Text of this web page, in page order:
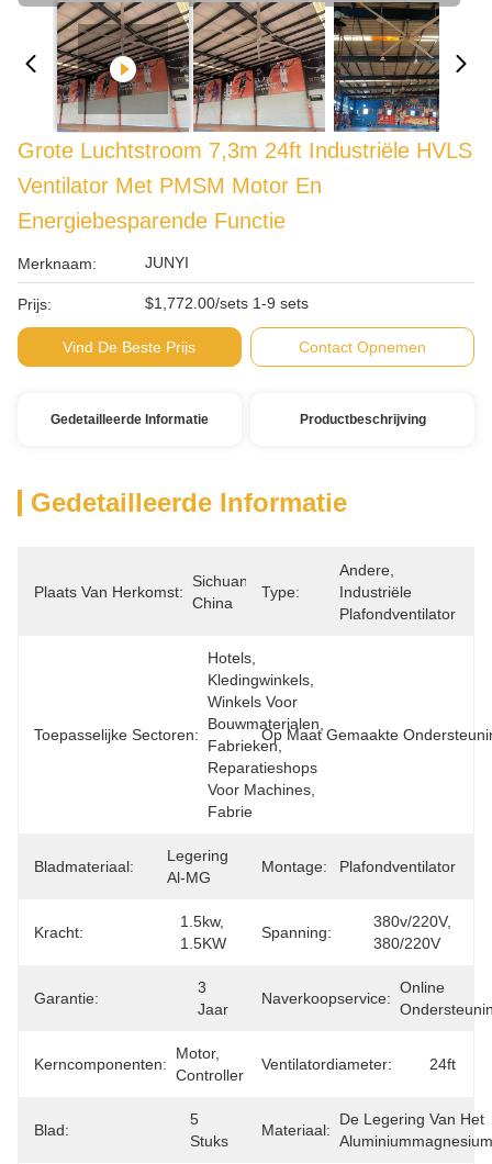
Grote Luchtstroom 7,3m 24ft Industriële HVLS
Ventilator Met PMSM Motor En
Energiebesparende Functie
Merknaam: JUNYI
Prijs: $1,772.00/sets 1-9 sets
Vind De Beste Prijs Contact Opnemen
Gedetailleerde Informatie Productbeschrijving
Gedetailleerde Informatie
Plaats Van Herkomst:
Sichuan,
China
Type:
Andere,
Industriële
Plafondventilator
Toepasselijke Sectoren:
Hotels,
Kledingwinkels,
Winkels Voor
Bouwmaterialen,
Fabrieken,
Reparatieshops
Voor Machines,
Fabrie
Op Maat Gemaakte
Bladmateriaal:
Legering
Al-MG
Montage: Plafondventilator
Kracht:
1.5kw,
1.5KW
Spanning:
380v/220V,
380/220V
Garantie:
3
Jaar
Naverkoopservice:
Online
Kerncomponenten:
Motor,
Controller
Ventilatordiameter: 24ft
Blad:
5
Stuks
Materiaal:
De Legering Van Het
Aluminiummagnesium